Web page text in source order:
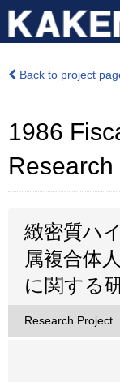
Back to project
1986
緻密質ハ
属複合体
に関する
Research Project